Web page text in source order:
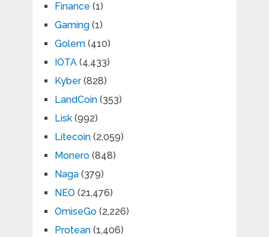
Finance (1)
Gaming(1)
Golem(410)
IOTA(4,433)
Kyber(828)
LandCoin(353)
Lisk(992)
Litecoin(2,059)
Monero(848)
Naga(379)
NEO (21,476)
OmiseGo(2,226)
Protean(1,406)